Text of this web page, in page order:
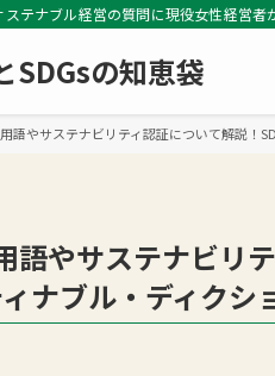
テナブル経営の質問に現役女性経営者
SDGsの知恵袋
語やサステナビリティ認証について解説！
語やサステナビリ
ナブル・ディクシ